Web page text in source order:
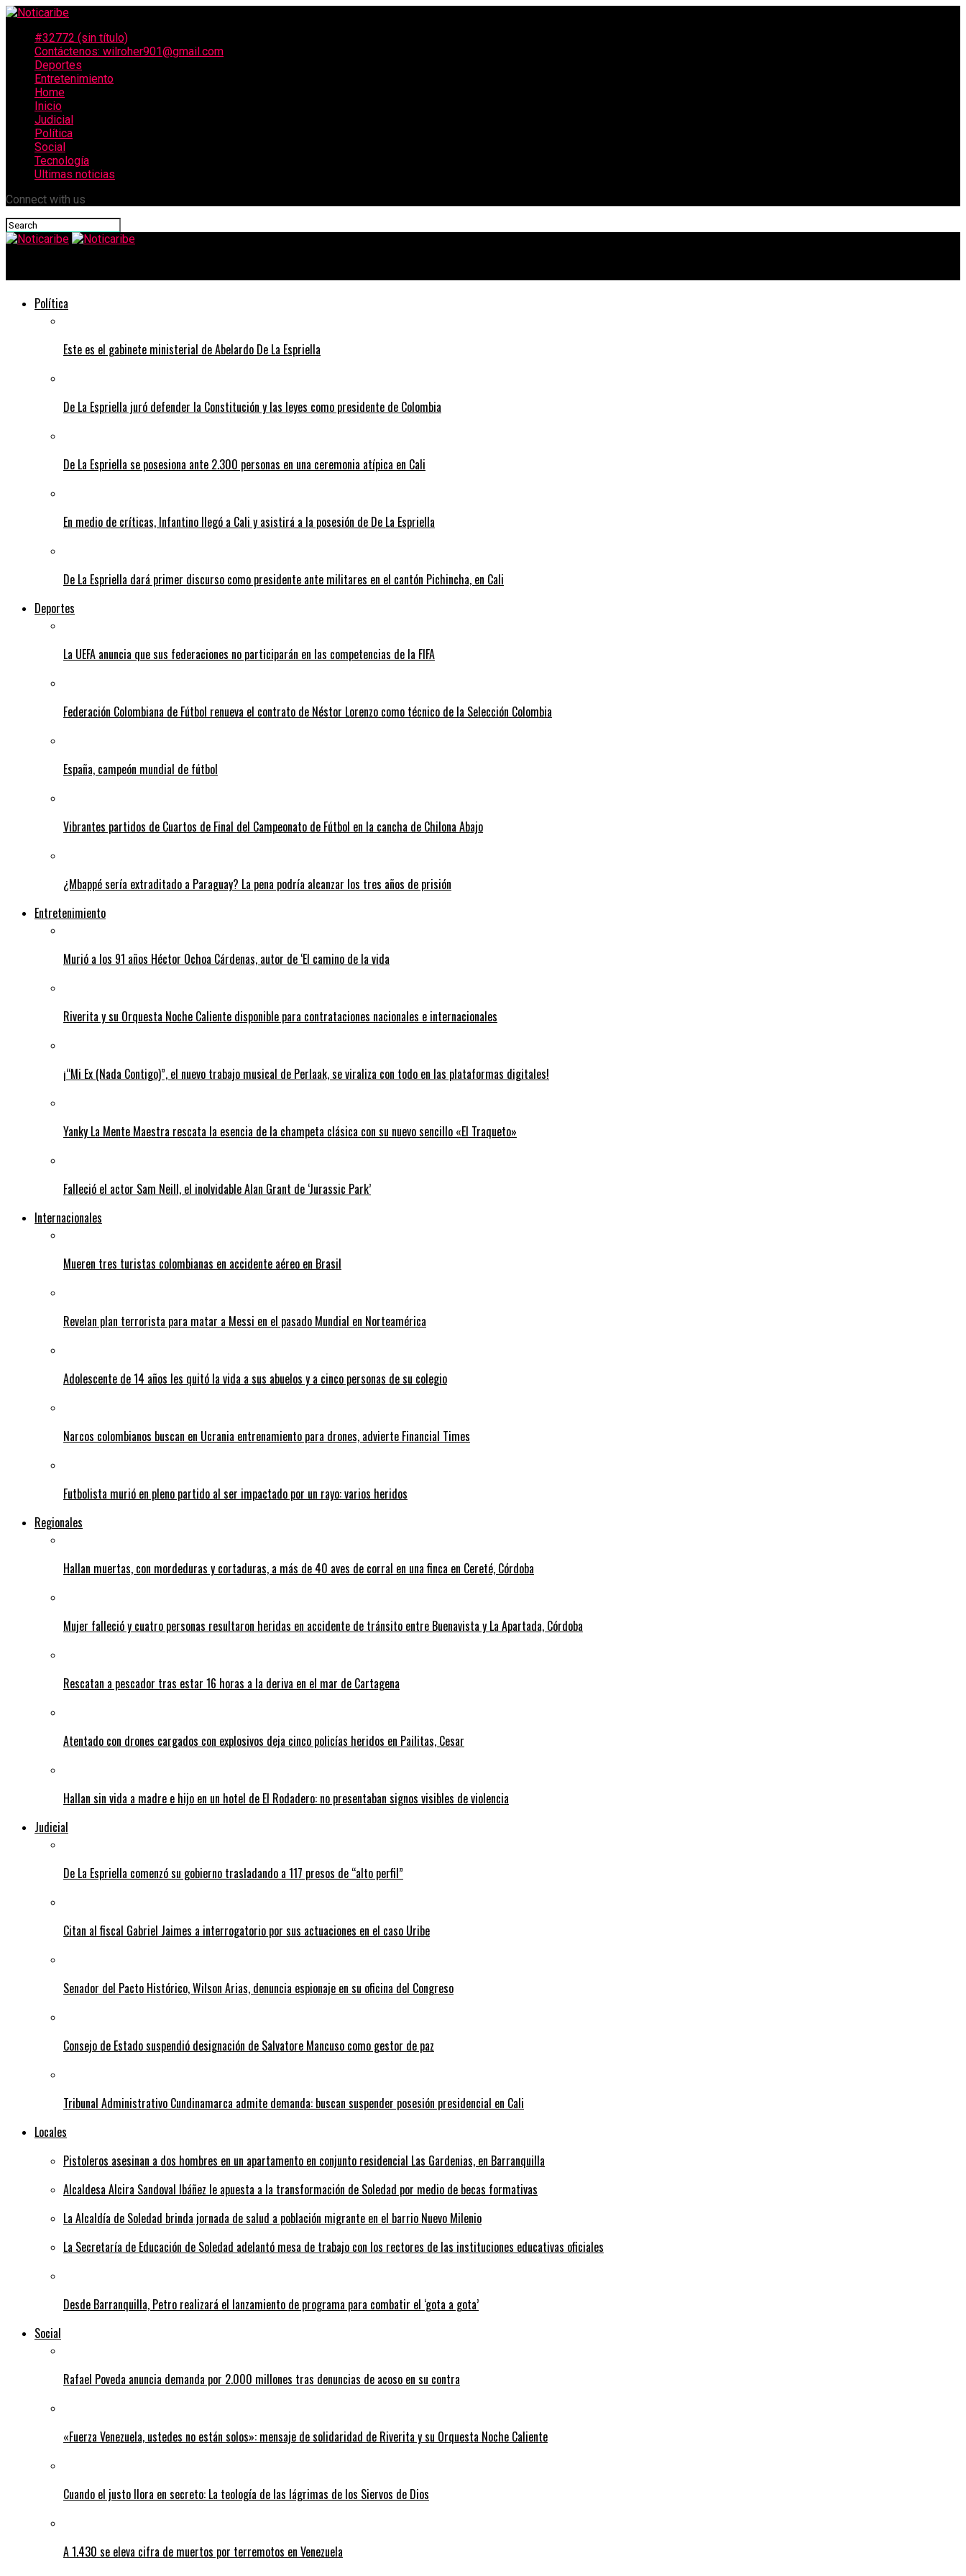
#32772 (sin título)
Contáctenos: wilroher901@gmail.com
Deportes
Entretenimiento
Home
Inicio
Judicial
Política
Social
Tecnología
Ultimas noticias
Connect with us
Política
Este es el gabinete ministerial de Abelardo De La Espriella
De La Espriella juró defender la Constitución y las leyes como presidente de Colombia
De La Espriella se posesiona ante 2.300 personas en una ceremonia atípica en Cali
En medio de críticas, Infantino llegó a Cali y asistirá a la posesión de De La Espriella
De La Espriella dará primer discurso como presidente ante militares en el cantón Pichincha, en Cali
Deportes
La UEFA anuncia que sus federaciones no participarán en las competencias de la FIFA
Federación Colombiana de Fútbol renueva el contrato de Néstor Lorenzo como técnico de la Selección Colombia
España, campeón mundial de fútbol
Vibrantes partidos de Cuartos de Final del Campeonato de Fútbol en la cancha de Chilona Abajo
¿Mbappé sería extraditado a Paraguay? La pena podría alcanzar los tres años de prisión
Entretenimiento
Murió a los 91 años Héctor Ochoa Cárdenas, autor de ‘El camino de la vida
Riverita y su Orquesta Noche Caliente disponible para contrataciones nacionales e internacionales
¡“Mi Ex (Nada Contigo)”, el nuevo trabajo musical de Perlaak, se viraliza con todo en las plataformas digitales!
Yanky La Mente Maestra rescata la esencia de la champeta clásica con su nuevo sencillo «El Traqueto»
Falleció el actor Sam Neill, el inolvidable Alan Grant de ‘Jurassic Park’
Internacionales
Mueren tres turistas colombianas en accidente aéreo en Brasil
Revelan plan terrorista para matar a Messi en el pasado Mundial en Norteamérica
Adolescente de 14 años les quitó la vida a sus abuelos y a cinco personas de su colegio
Narcos colombianos buscan en Ucrania entrenamiento para drones, advierte Financial Times
Futbolista murió en pleno partido al ser impactado por un rayo: varios heridos
Regionales
Hallan muertas, con mordeduras y cortaduras, a más de 40 aves de corral en una finca en Cereté, Córdoba
Mujer falleció y cuatro personas resultaron heridas en accidente de tránsito entre Buenavista y La Apartada, Córdoba
Rescatan a pescador tras estar 16 horas a la deriva en el mar de Cartagena
Atentado con drones cargados con explosivos deja cinco policías heridos en Pailitas, Cesar
Hallan sin vida a madre e hijo en un hotel de El Rodadero: no presentaban signos visibles de violencia
Judicial
De La Espriella comenzó su gobierno trasladando a 117 presos de “alto perfil”
Citan al fiscal Gabriel Jaimes a interrogatorio por sus actuaciones en el caso Uribe
Senador del Pacto Histórico, Wilson Arias, denuncia espionaje en su oficina del Congreso
Consejo de Estado suspendió designación de Salvatore Mancuso como gestor de paz
Tribunal Administrativo Cundinamarca admite demanda: buscan suspender posesión presidencial en Cali
Locales
Pistoleros asesinan a dos hombres en un apartamento en conjunto residencial Las Gardenias, en Barranquilla
Alcaldesa Alcira Sandoval Ibáñez le apuesta a la transformación de Soledad por medio de becas formativas
La Alcaldía de Soledad brinda jornada de salud a población migrante en el barrio Nuevo Milenio
La Secretaría de Educación de Soledad adelantó mesa de trabajo con los rectores de las instituciones educativas oficiales
Desde Barranquilla, Petro realizará el lanzamiento de programa para combatir el ‘gota a gota’
Social
Rafael Poveda anuncia demanda por 2.000 millones tras denuncias de acoso en su contra
«Fuerza Venezuela, ustedes no están solos»: mensaje de solidaridad de Riverita y su Orquesta Noche Caliente
Cuando el justo llora en secreto: La teología de las lágrimas de los Siervos de Dios
A 1.430 se eleva cifra de muertos por terremotos en Venezuela